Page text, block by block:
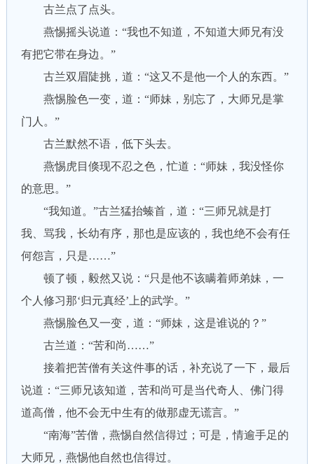
古兰点了点头。
燕惕摇头说道：“我也不知道，不知道大师兄有没
有把它带在身边。”
古兰双眉陡挑，道：“这又不是他一个人的东西。”
燕惕脸色一变，道：“师妹，别忘了，大师兄是掌
门人。”
古兰默然不语，低下头去。
燕惕虎目倏现不忍之色，忙道：“师妹，我没怪你
的意思。”
“我知道。”古兰猛抬螓首，道：“三师兄就是打
我、骂我，长幼有序，那也是应该的，我也绝不会有任
何怨言，只是……”
顿了顿，毅然又说：“只是他不该瞒着师弟妹，一
个人修习那‘归元真经’上的武学。”
燕惕脸色又一变，道：“师妹，这是谁说的？”
古兰道：“苦和尚……”
接着把苦僧有关这件事的话，补充说了一下，最后
说道：“三师兄该知道，苦和尚可是当代奇人、佛门得
道高僧，他不会无中生有的做那虚无谎言。”
“南海”苦僧，燕惕自然信得过；可是，情逾手足的
大师兄，燕惕他自然也信得过。